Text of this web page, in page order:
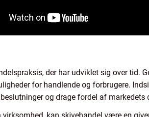
der har udviklet sig over tid.
for handlende og forbrugere.
og drage fordel af markedets